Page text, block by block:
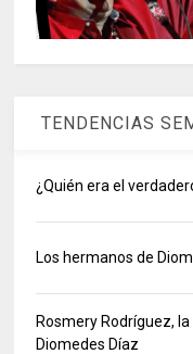
TENDENCIAS
¿Quién era el
Los hermanos de
Rosmery Rodríguez,
Diomedes Díaz